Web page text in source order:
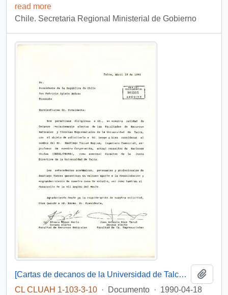
read more
Chile. Secretaria Regional Ministerial de Gobierno
[Cartas de decanos de la Universidad de Talca dirigida al Presidente Aylwin]
CL CLUAH 1-103-3-10 · Documento · 1990-04-18